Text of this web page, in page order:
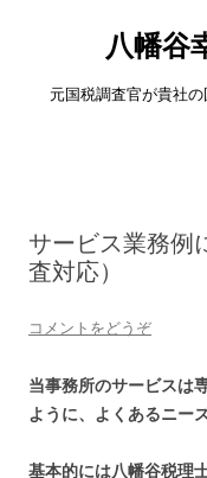
八幡谷
元国税調査官が貴社
サービス業務例
査対応）
コメントをどうぞ
当事務所のサービスは
ように、よくあるニー
基本的には八幡谷税理